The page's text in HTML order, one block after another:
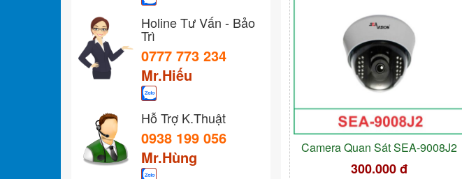
Camera Quan Sát SEA-9008J2
300.000 đ
Holine Tư Vấn - Bảo
Trì
0777 773 234
Mr.Hiếu
Hỗ Trợ K.Thuật
0938 199 056
Mr.Hùng